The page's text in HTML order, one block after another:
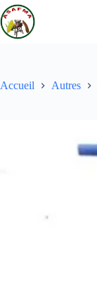
Accueil Autres